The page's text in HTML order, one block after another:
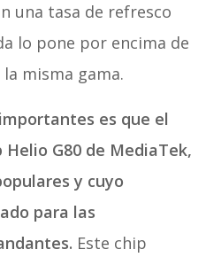
una tasa de refresco
lo pone por encima de
misma gama.
es que el
G80 de MediaTek,
y cuyo
para las
Este chip